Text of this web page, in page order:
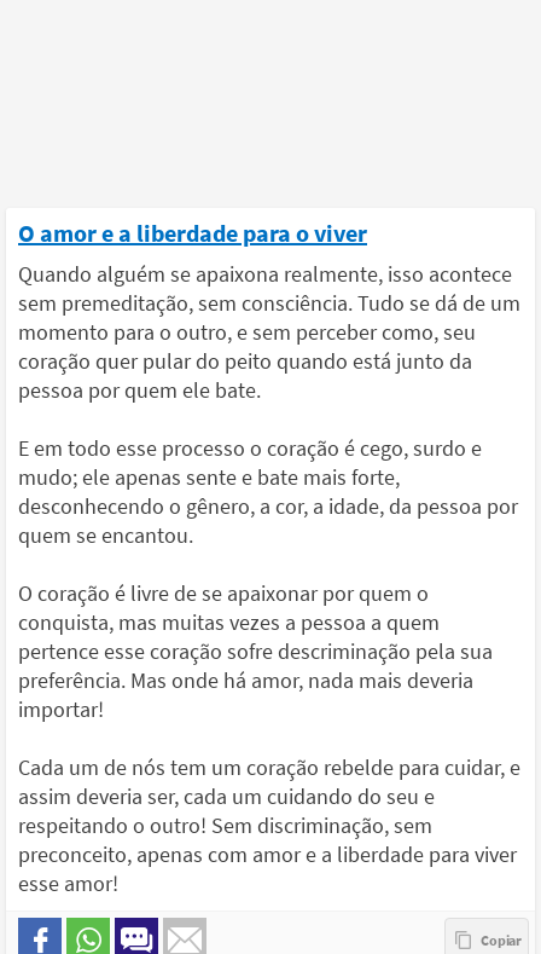
O amor e a liberdade para o viver
Quando alguém se apaixona realmente, isso acontece
sem premeditação, sem consciência. Tudo se dá de um
momento para o outro, e sem perceber como, seu
coração quer pular do peito quando está junto da
pessoa por quem ele bate.
E em todo esse processo o coração é cego, surdo e
mudo; ele apenas sente e bate mais forte,
desconhecendo o gênero, a cor, a idade, da pessoa por
quem se encantou.
O coração é livre de se apaixonar por quem o
conquista, mas muitas vezes a pessoa a quem
pertence esse coração sofre descriminação pela sua
preferência. Mas onde há amor, nada mais deveria
importar!
Cada um de nós tem um coração rebelde para cuidar, e
assim deveria ser, cada um cuidando do seu e
respeitando o outro! Sem discriminação, sem
preconceito, apenas com amor e a liberdade para viver
esse amor!